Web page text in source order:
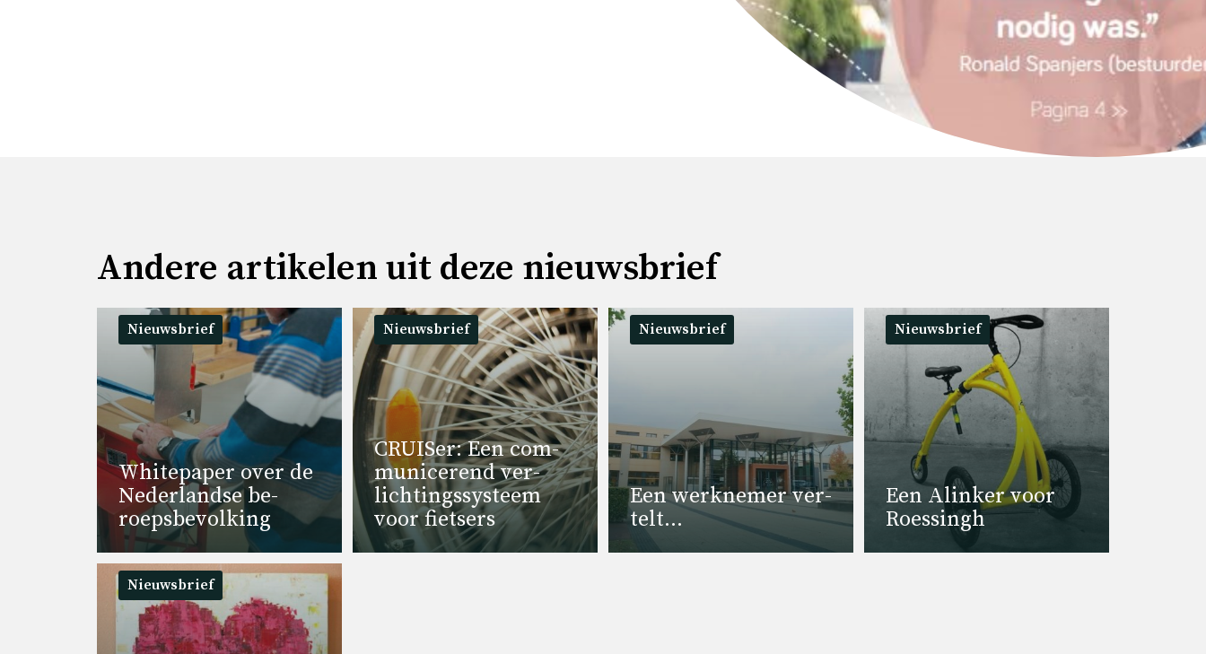
Andere artikelen uit deze nieuwsbrief
Nieuwsbrief
Whi­te­pa­per over de
Ne­der­land­se be­
roeps­be­vol­king
Nieuwsbrief
CRUI­Ser: Een com­
mu­ni­ce­rend ver­
lich­tings­sys­teem
voor fiet­sers
Nieuwsbrief
Een werk­ne­mer ver­
telt...
Nieuwsbrief
Een Alin­ker voor
Roes­singh
Nieuwsbrief